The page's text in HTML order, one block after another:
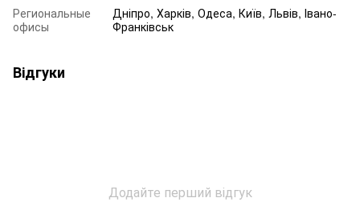
Региональные
офисы
Дніпро, Харків, Одеса, Київ, Львів, Івано-
Франківськ
Відгуки
Додайте перший відгук